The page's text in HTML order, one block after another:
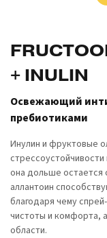
+ INULIN
Освежающий
пребиотиками
Инулин и фруктовые
она дольше остается
аллантоин
благодаря чему
чистоты и комфорта,
области.